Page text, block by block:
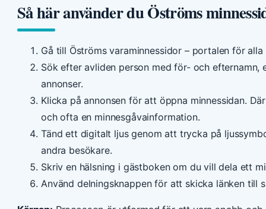
Så här använder du Öströms
Gå till Öströms varaminnessidor – portalen för alla
Sök efter avliden person med för- och efternamn,
annonser.
Klicka på annonsen för att öppna minnessidan.
och ofta en minnesgåvainformation.
Tänd ett digitalt ljus genom att trycka på
andra besökare.
Skriv en hälsning i gästboken om du vill dela ett
Använd delningsknappen för att skicka länken till